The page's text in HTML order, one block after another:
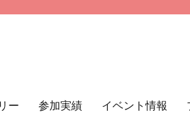
ー 参加実績 イベント情報